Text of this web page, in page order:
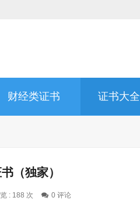
财经类证书 证书大全
（独家）
: 188 次 0 评论